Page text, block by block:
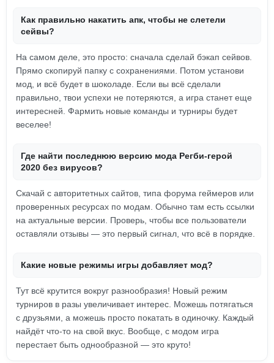
Как правильно накатить апк, чтобы не слетели
сейвы?
На самом деле, это просто: сначала сделай бэкап сейвов.
Прямо скопируй папку с сохранениями. Потом установи
мод, и всё будет в шоколаде. Если вы всё сделали
правильно, твои успехи не потеряются, а игра станет еще
интересней. Фармить новые команды и турниры будет
веселее!
Где найти последнюю версию мода Регби-герой
2020 без вирусов?
Скачай с авторитетных сайтов, типа форума геймеров или
проверенных ресурсах по модам. Обычно там есть ссылки
на актуальные версии. Проверь, чтобы все пользователи
оставляли отзывы — это первый сигнал, что всё в порядке.
Какие новые режимы игры добавляет мод?
Тут всё крутится вокруг разнообразия! Новый режим
турниров в разы увеличивает интерес. Можешь потягаться
с друзьями, а можешь просто покатать в одиночку. Каждый
найдёт что-то на свой вкус. Вообще, с модом игра
перестает быть однообразной — это круто!